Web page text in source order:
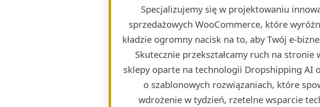
Specjalizujemy się w projektowaniu
sprzedażowych WooCommerce, które
kładzie ogromny nacisk na to, aby Twój e-
Skutecznie przekształcamy ruch na
sklepy oparte na technologii Dropshipping
o szablonowych rozwiązaniach, które
wdrożenie w tydzień, rzetelne wsparcie